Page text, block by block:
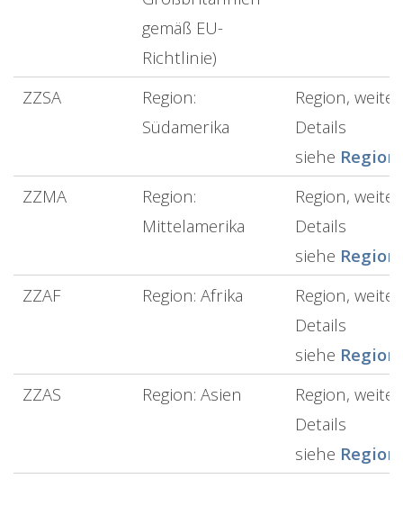
gemäß EU-
Richtlinie)
ZZSA
Region:
Südamerika
Region,
Details
siehe
ZZMA
Region:
Mittelamerika
Region,
Details
siehe
ZZAF
Region: Afrika
Region,
Details
siehe
ZZAS
Region: Asien
Region,
Details
siehe